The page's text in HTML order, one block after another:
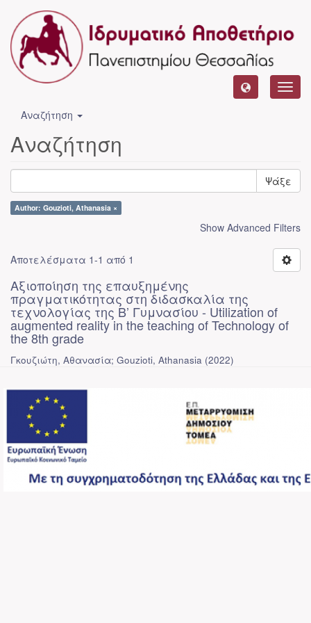
Αναζήτηση
Αναζήτηση
Ψάξε
Author: Gouzioti, Athanasia ×
Show Advanced Filters
Αποτελέσματα 1-1 από 1
Αξιοποίηση της επαυξημένης
πραγματικότητας στη διδασκαλία της
τεχνολογίας της Β’ Γυμνασίου - Utilization of
augmented reality in the teaching of Technology of
the 8th grade
Γκουζιώτη, Αθανασία; Gouzioti, Athanasia (2022)